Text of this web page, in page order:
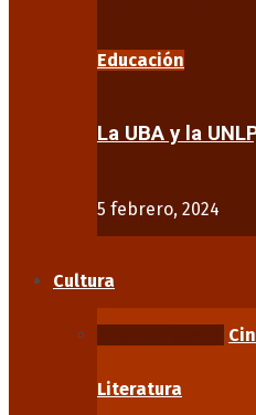
Educación
La UBA y la
5 febrero, 2024
Cultura
Literatura